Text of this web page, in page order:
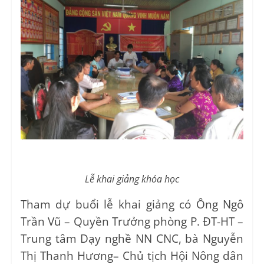
Lễ khai giảng khóa học
Tham dự buổi lễ khai giảng có Ông Ngô
Trần Vũ – Quyền Trưởng phòng P. ĐT-HT –
Trung tâm Dạy nghề NN CNC, bà Nguyễn
Thị Thanh Hương– Chủ tịch Hội Nông dân